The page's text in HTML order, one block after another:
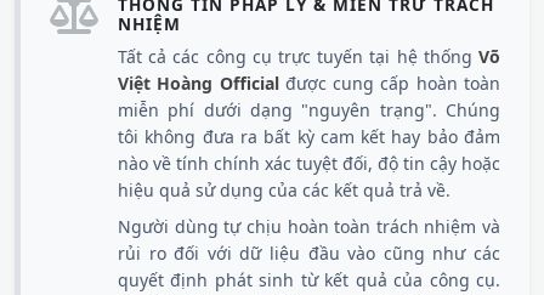
NHIỆM
Tất cả các công cụ trực tuyến tại hệ thống Võ
Việt Hoàng Officialđược cung cấp hoàn toàn
miễn phí dưới dạng "nguyên trạng". Chúng
tôi không đưa ra bất kỳ cam kết hay bảo đảm
nào về tính chính xác tuyệt đối, độ tin cậy hoặc
hiệu quả sử dụng của các kết quả trả về.
Người dùng tự chịu hoàn toàn trách nhiệm và
rủi ro đối với dữ liệu đầu vào cũng như các
quyết định phát sinh từ kết quả của công cụ.